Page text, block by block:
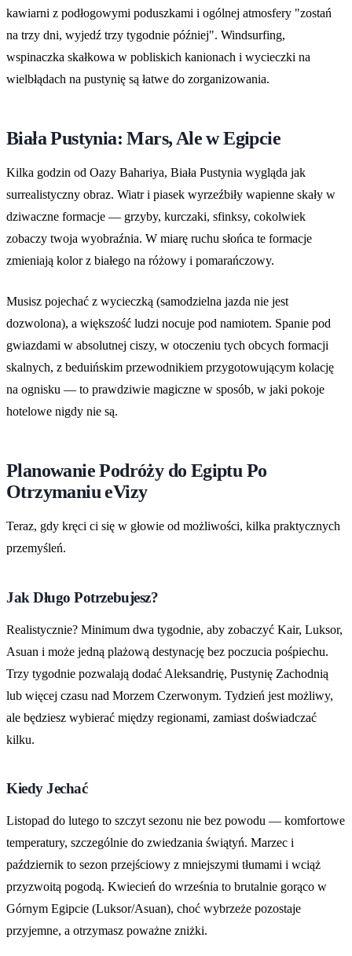
kawiarni z podłogowymi poduszkami i ogólnej atmosfery "zostań
na trzy dni, wyjedź trzy tygodnie później". Windsurfing,
wspinaczka skałkowa w pobliskich kanionach i wycieczki na
wielbłądach na pustynię są łatwe do zorganizowania.
Biała Pustynia: Mars, Ale w Egipcie
Kilka godzin od Oazy Bahariya, Biała Pustynia wygląda jak
surrealistyczny obraz. Wiatr i piasek wyrzeźbiły wapienne skały w
dziwaczne formacje — grzyby, kurczaki, sfinksy, cokolwiek
zobaczy twoja wyobraźnia. W miarę ruchu słońca te formacje
zmieniają kolor z białego na różowy i pomarańczowy.
Musisz pojechać z wycieczką (samodzielna jazda nie jest
dozwolona), a większość ludzi nocuje pod namiotem. Spanie pod
gwiazdami w absolutnej ciszy, w otoczeniu tych obcych formacji
skalnych, z beduińskim przewodnikiem przygotowującym kolację
na ognisku — to prawdziwie magiczne w sposób, w jaki pokoje
hotelowe nigdy nie są.
Planowanie Podróży do Egiptu Po
Otrzymaniu eVizy
Teraz, gdy kręci ci się w głowie od możliwości, kilka praktycznych
przemyśleń.
Jak Długo Potrzebujesz?
Realistycznie? Minimum dwa tygodnie, aby zobaczyć Kair, Luksor,
Asuan i może jedną plażową destynację bez poczucia pośpiechu.
Trzy tygodnie pozwalają dodać Aleksandrię, Pustynię Zachodnią
lub więcej czasu nad Morzem Czerwonym. Tydzień jest możliwy,
ale będziesz wybierać między regionami, zamiast doświadczać
kilku.
Kiedy Jechać
Listopad do lutego to szczyt sezonu nie bez powodu — komfortowe
temperatury, szczególnie do zwiedzania świątyń. Marzec i
październik to sezon przejściowy z mniejszymi tłumami i wciąż
przyzwoitą pogodą. Kwiecień do września to brutalnie gorąco w
Górnym Egipcie (Luksor/Asuan), choć wybrzeże pozostaje
przyjemne, a otrzymasz poważne zniżki.